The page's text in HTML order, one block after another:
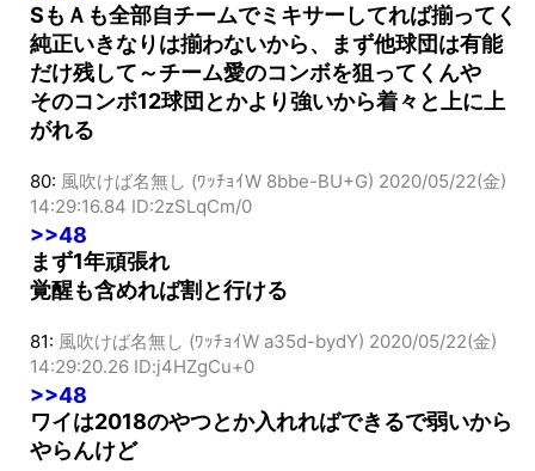
>>48
SもＡも全部自チームでミキサーしてれば揃ってく
純正いきなりは揃わないから、まず他球団は有能
だけ残して～チーム愛のコンボを狙ってくんや
そのコンボ12球団とかより強いから着々と上に上
80:風吹けば名無し (ﾜｯﾁｮｲW 8bbe-BU+G)
14:29:16.84 ID:2zSLqCm/0
>>48
まず1年頑張れ
81:風吹けば名無し (ﾜｯﾁｮｲW a35d-bydY)
14:29:20.26 ID:j4HZgCu+0
>>48
ワイは2018のやつとか入れればできるで弱いから